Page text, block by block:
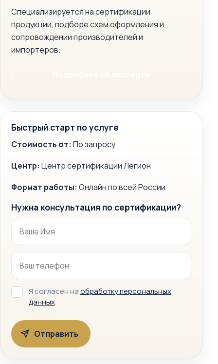
Специализируется на сертификации
продукции, подборе схем оформления и
сопровождении производителей и
импортеров.
Быстрый старт по услуге
Стоимость от: По запросу
Центр: Центр сертификации Легион
Формат работы: Онлайн по всей России
Нужна консультация по сертификации?
Я согласен наобработку персональных
данных